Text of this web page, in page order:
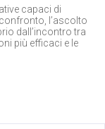
capaci di
l’ascolto
dall’incontro tra
più efficaci e le